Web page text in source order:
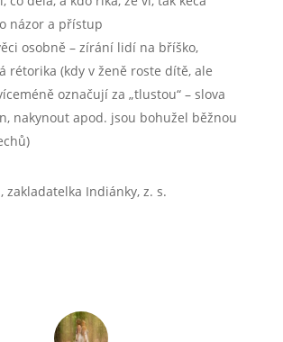
názor a přístup
osobně – zírání lidí na bříško,
rétorika (kdy v ženě roste dítě, ale
označují za „tlustou“ – slova
nakynout apod. jsou bohužel běžnou
zakladatelka Indiánky, z. s.